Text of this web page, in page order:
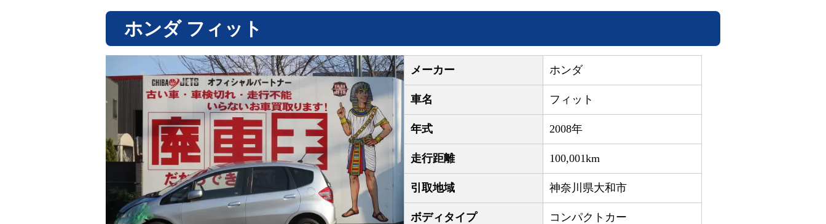
ホンダ フィット
メーカー ホンダ
車名 フィット
年式 2008年
走行距離 100,001km
引取地域 神奈川県大和市
ボディタイプ コンパクトカー